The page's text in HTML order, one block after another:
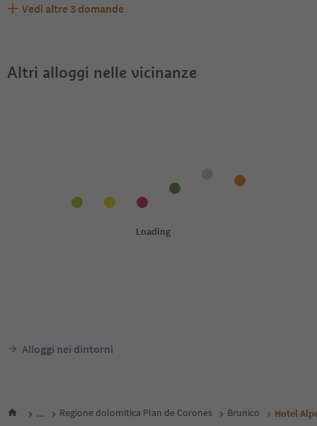
Hotel Alpenrose accetta animali domestici?
Quali servizi/attività sono disponibili presso Hotel
Gli ospiti di Hotel Alpenrose ricevono l'Alto Adige Guest
Vedi altre 3 domande
Altri alloggi nelle vicinanze
Alloggi nei dintorni
... Regione dolomitica Plan de Corones Brunico Hotel